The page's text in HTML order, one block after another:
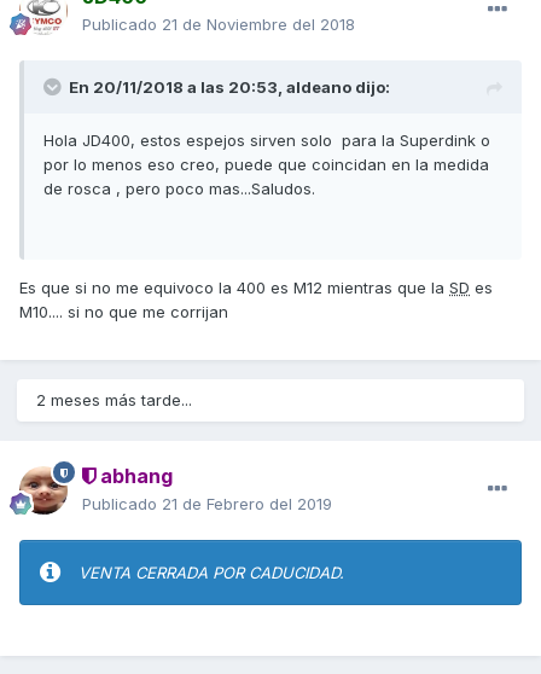
Publicado 21 de Noviembre del 2018
En 20/11/2018 a las 20:53, aldeano dijo:
Hola JD400, estos espejos sirven solo para la Superdink o
por lo menos eso creo, puede que coincidan en la medida
de rosca , pero poco mas...Saludos.
Es que si no me equivoco la 400 es M12 mientras que la SD es
M10.... si no que me corrijan
2 meses más tarde...
abhang
Publicado 21 de Febrero del 2019
VENTA CERRADA POR CADUCIDAD.